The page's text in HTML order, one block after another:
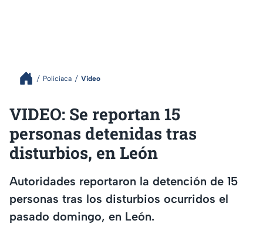
Policiaca Video
VIDEO: Se reportan 15
personas detenidas tras
disturbios, en León
Autoridades reportaron la detención de 15
personas tras los disturbios ocurridos el
pasado domingo, en León.